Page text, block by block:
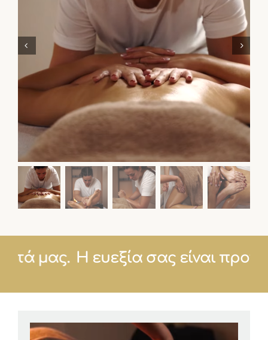
Η ευεξία σας είναι
μας.